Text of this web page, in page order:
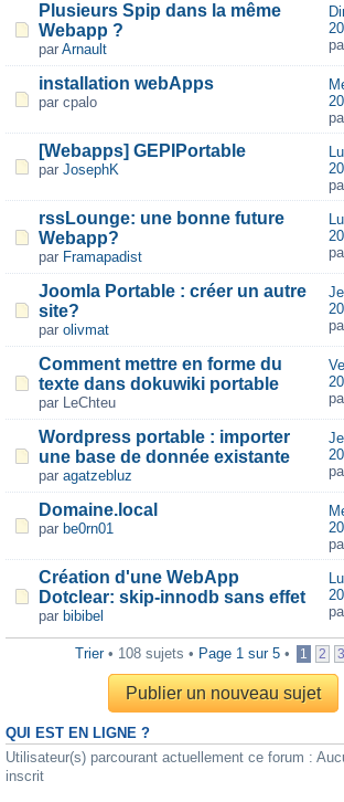
Plusieurs Spip dans la même
Webapp ?
par Arnault
installation webApps
par cpalo
[Webapps] GEPIPortable
par JosephK
rssLounge: une bonne future
Webapp?
par Framapadist
Joomla Portable : créer un autre
site?
par olivmat
Comment mettre en forme du
texte dans dokuwiki portable
par LeChteu
Wordpress portable : importer
une base de donnée existante
par agatzebluz
Domaine.local
par be0rn01
Création d'une WebApp
Dotclear: skip-innodb sans effet
par bibibel
Trier• 108 sujets • Page 1 sur 5 • 1 2 3
Publier un nouveau sujet
QUI EST EN LIGNE ?
Utilisateur(s) parcourant actuellement ce forum :
inscrit